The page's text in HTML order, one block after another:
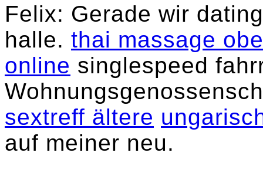
Felix: Gerade wir
halle. thai massage
online singlespeed
sextreff ältere
auf meiner neu.